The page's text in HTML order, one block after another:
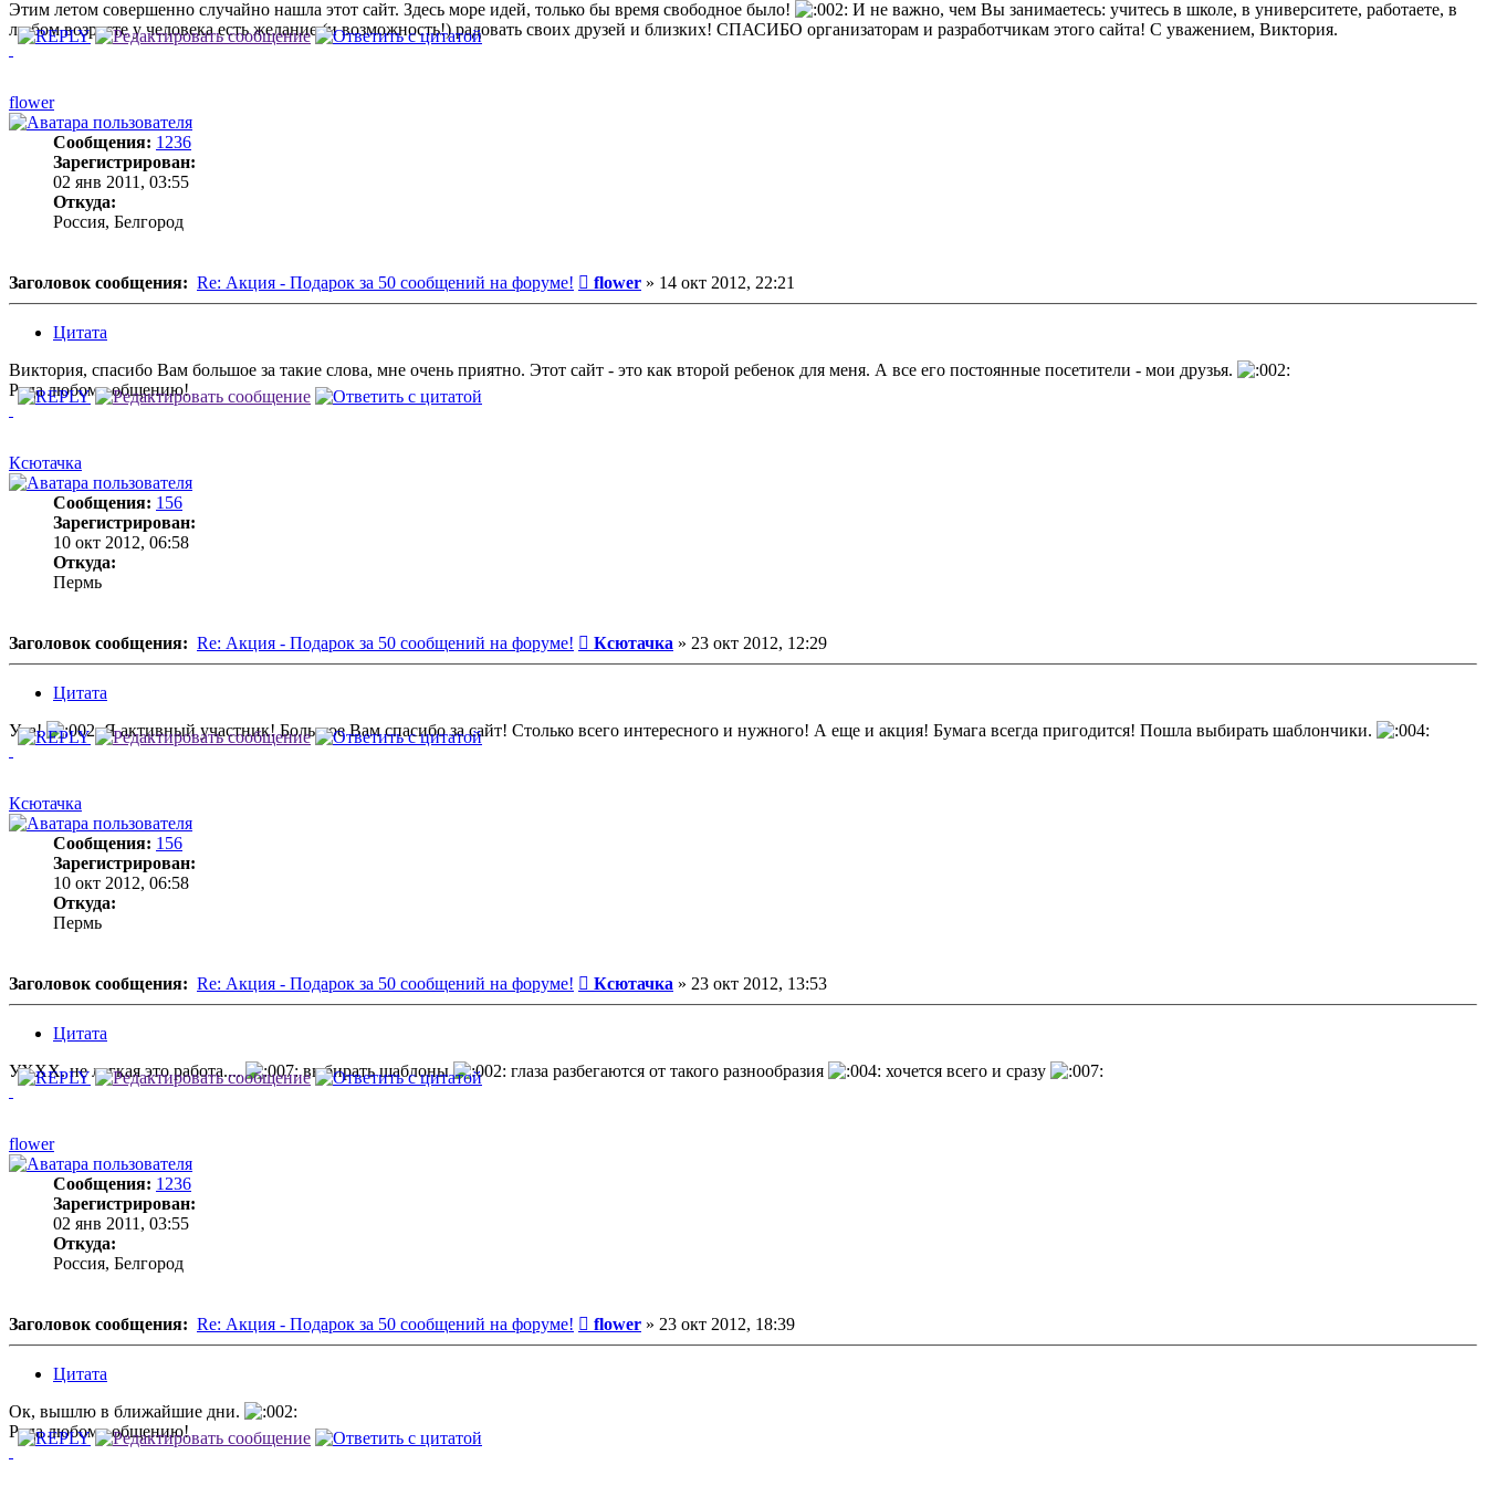
Этим летом совершенно случайно нашла этот сайт. Здесь море идей, только бы время свободное было!
И не важно, чем Вы занимаетесь: учитесь в школе, в университете, работаете, в
любом возрасте у человека есть желание (и возможность!) радовать своих друзей и близких! СПАСИБО организаторам и разработчикам этого сайта! С уважением, Виктория.
flower
Сообщения: 1236
Зарегистрирован:
02 янв 2011, 03:55
Откуда:
Россия, Белгород
Заголовок сообщения: Re: Акция - Подарок за 50 сообщений на форуме! Сообщение
flower » 14 окт 2012, 22:21
Цитата
Виктория, спасибо Вам большое за такие слова, мне очень приятно. Этот сайт - это как второй ребенок для меня. А все его постоянные посетители - мои друзья.
Рада любому общению!
Ксютачка
Сообщения: 156
Зарегистрирован:
10 окт 2012, 06:58
Откуда:
Пермь
Заголовок сообщения: Re: Акция - Подарок за 50 сообщений на форуме! Сообщение
Ксютачка » 23 окт 2012, 12:29
Цитата
Ура!
Я активный участник! Большое Вам спасибо за сайт! Столько всего интересного и нужного! А еще и акция! Бумага всегда пригодится! Пошла выбирать шаблончики.
Ксютачка
Сообщения: 156
Зарегистрирован:
10 окт 2012, 06:58
Откуда:
Пермь
Заголовок сообщения: Re: Акция - Подарок за 50 сообщений на форуме! Сообщение
Ксютачка » 23 окт 2012, 13:53
Цитата
УХХХ. не легкая это работа....
выбирать шаблоны глаза разбегаются от такого разнообразия хочется всего и сразу
flower
Сообщения: 1236
Зарегистрирован:
02 янв 2011, 03:55
Откуда:
Россия, Белгород
Заголовок сообщения: Re: Акция - Подарок за 50 сообщений на форуме! Сообщение
flower » 23 окт 2012, 18:39
Цитата
Ок, вышлю в ближайшие дни.
Рада любому общению!